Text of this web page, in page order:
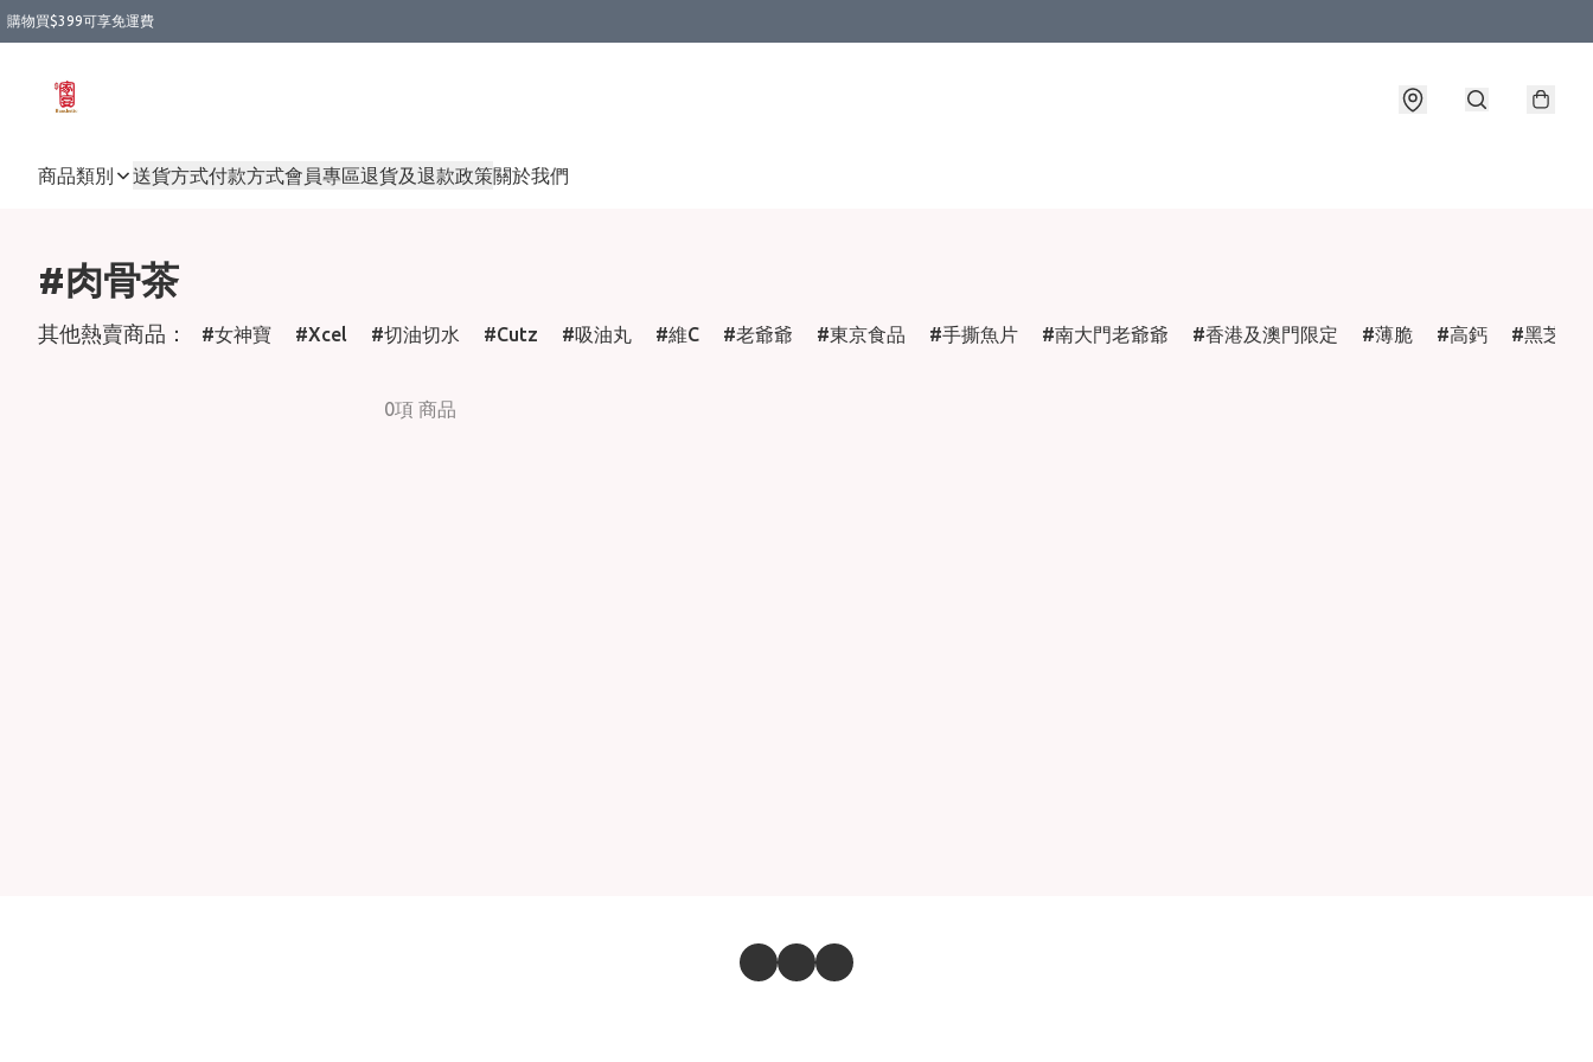
購物買$399可享免運費
商品類別 送貨方式付款方式會員專區退貨及退款政策關於我們
#肉骨茶
其他熱賣商品： 女神寶 Xcel 切油切水 Cutz 吸油丸 維C 老爺爺 東京食品 手撕魚片 南大門老爺爺 香港及澳門限定 薄脆 高鈣 黑芝麻
0項 商品